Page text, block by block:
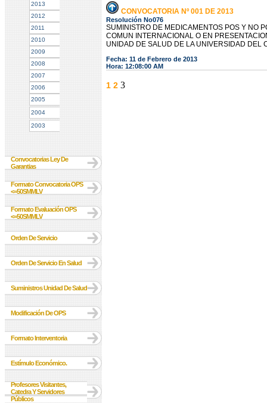
2013
2012
2011
2010
2009
2008
2007
2006
2005
2004
2003
Convocatorias Ley De
Garantias
Formato Convocatoria OPS
<=50SMMLV
Formato Evaluación OPS
<=50SMMLV
Orden De Servicio
Orden De Servicio En Salud
Suministros Unidad De Salud
Modificación De OPS
Formato Interventoria
Estímulo Económico.
Profesores Visitantes,
Catedra Y Servidores
Públicos
CONVOCATORIA Nº 001 DE 2013
Resolución No076
SUMINISTRO DE MEDICAMENTOS POS Y NO
COMUN INTERNACIONAL O EN
UNIDAD DE SALUD DE LA UNIVERSIDAD DEL
Fecha: 11 de Febrero de 2013
Hora: 12:08:00 AM
1 2 3